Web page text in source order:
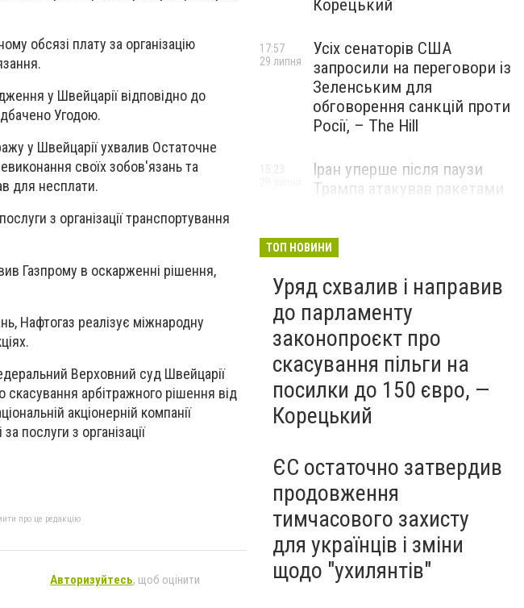
обсязі плату за організацію
у Швейцарії відповідно до
Угодою.
у Швейцарії ухвалив Остаточне
своїх зобов'язань та
для несплати.
з організації транспортування
Газпрому в оскарженні рішення,
Нафтогаз реалізує міжнародну
Верховний суд Швейцарії
скасування арбітражного рішення від
акціонерній компанії
послуги з організації
про це редакцію
Авторизуйтесь, щоб оцінити
Корецький
Усіх сенаторів США
запросили на переговори із
Зеленським для
обговорення санкцій проти
Росії, – The Hill
17:57
29 липня
Іран уперше після паузи
Трампа атакував ракетами
15:23
ТОП НОВИНИ
Уряд схвалив і направив
до парламенту
законопроєкт про
скасування пільги на
посилки до 150 євро, —
Корецький
ЄС остаточно затвердив
продовження
тимчасового захисту
для українців і зміни
щодо "ухилянтів"